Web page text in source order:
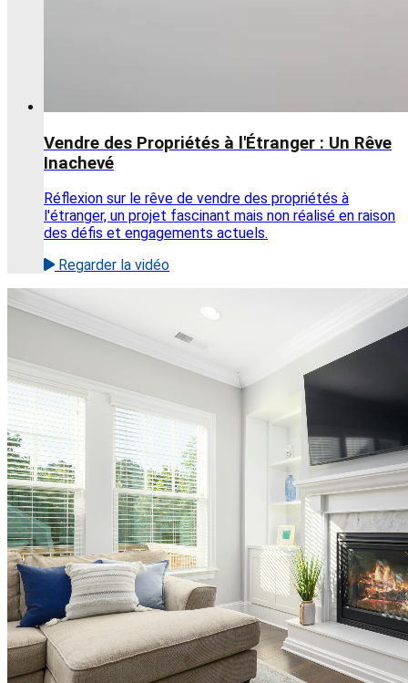
Vendre des Propriétés à l'Étranger : Un Rêve
Inachevé
Réflexion sur le rêve de vendre des propriétés à
l'étranger, un projet fascinant mais non réalisé en raison
des défis et engagements actuels.
Regarder la vidéo